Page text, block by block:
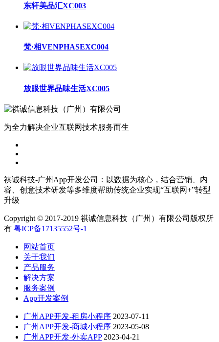
东轩美品汇XC003
梵·相VENPHASEXC004
放眼世界品味生活XC005
为全力解决企业互联网技术服务而生
祺诚科技-广州App开发公司：以数据为核心，结合营销、内
容、创意技术研发等多维度帮助传统企业实现“互联网+”转型
升级
Copyright © 2017-2019 祺诚信息科技（广州）有限公司版权所
有 粤ICP备17135552号-1
网站首页
关于我们
产品服务
解决方案
服务案例
App开发案例
广州APP开发-租房小程序 2023-07-11
广州APP开发-商城小程序 2023-05-08
广州APP开发-外卖APP 2023-04-21